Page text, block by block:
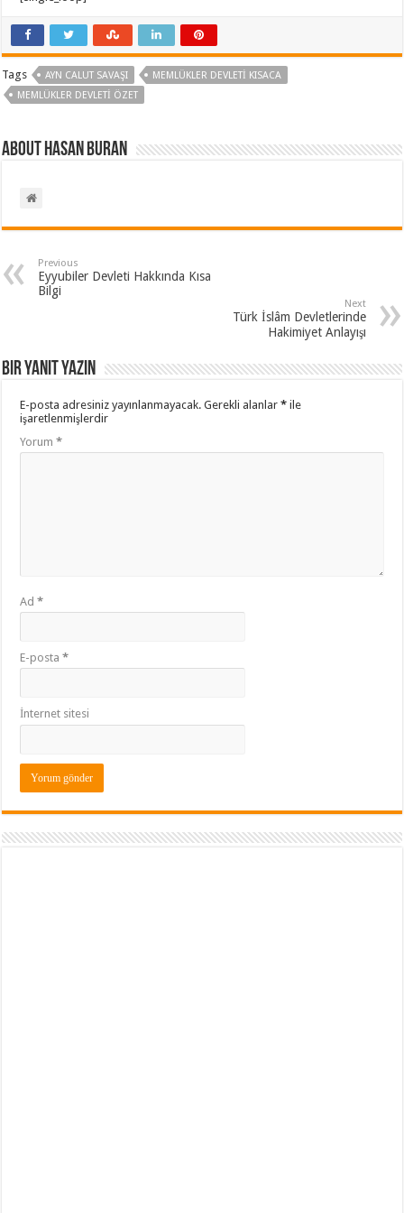
Tags AYN CALUT SAVAŞI
MEMLÜKLER DEVLETI KISACA
MEMLÜKLER DEVLETI ÖZET
About Hasan BURAN
Previous
Eyyubiler Devleti Hakkında Kısa
Bilgi
Next
Türk İslâm Devletlerinde
Hakimiyet Anlayışı
Bir yanıt yazın
E-posta adresiniz yayınlanmayacak. Gerekli alanlar* ile
işaretlenmişlerdir
Yorum*
Ad*
E-posta*
İnternet sitesi